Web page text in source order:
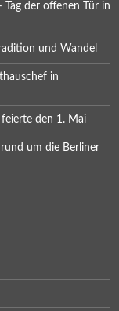
Tag der offenen Tür in
und Wandel
in
den 1. Mai
um die Berliner